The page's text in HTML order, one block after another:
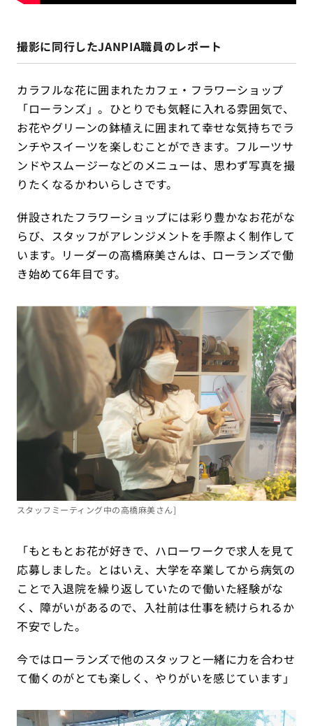
撮影に同行したJANPIA職員のレポート
カラフルな花に囲まれたカフェ・フラワーショップ
「ローランズ」。ひとりでも気軽に入れる雰囲気で、
お花やグリーンの鉢植えに囲まれて幸せな気持ちでラ
ンチやスイーツを楽しむことができます。フルーツサ
ンドやスムージーなどのメニューは、思わず写真を撮
りたくなるかわいらしさです。
併設されたフラワーショップには彩り豊かなお花がな
らび、スタッフがアレンジメントを手際よく制作して
います。リーダーの高橋麻美さんは、ローランズで働
き始めて6年目です。
スタッフミーティング中の高橋麻美さん]
「もともとお花が好きで、ハローワークで求人を見て
応募しました。とはいえ、大学を卒業してから病気の
ことで入退院を繰り返していたので働いた経験がな
く、障がいがあるので、入社前は仕事を続けられるか
不安でした。
今ではローランズで他のスタッフと一緒に力を合わせ
て働くのがとても楽しく、やりがいを感じています」